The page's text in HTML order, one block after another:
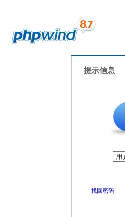
提示信息
找回密码